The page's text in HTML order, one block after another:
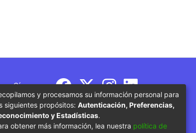
Síguenos
y procesamos su información personal para
siguientes propósitos: Autenticación, Preferencias,
y Estadísticas.
obtener más información, lea nuestra política de